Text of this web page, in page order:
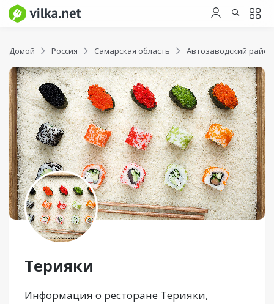
Домой Россия Самарская область Автозаводский район
Терияки
Информация о ресторане Терияки,